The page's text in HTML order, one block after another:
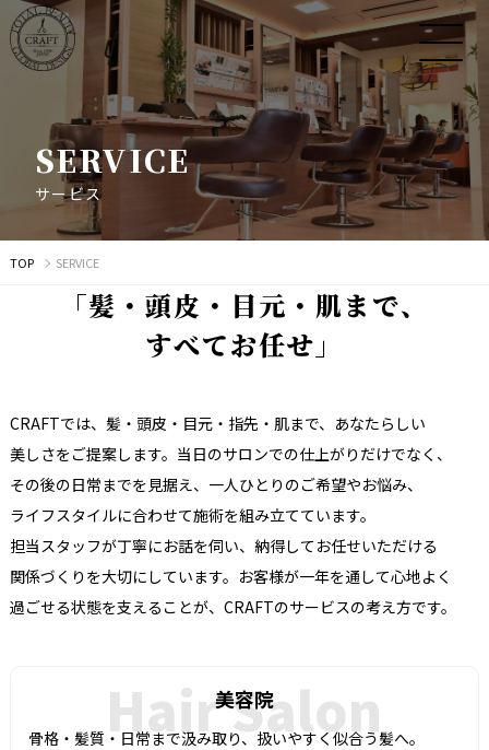
SERVICE
サービス
TOP SERVICE
「髪 ・頭皮 ・ 目元 ・ 肌ま で、
すべてお任せ 」
CRAFTでは、 髪・頭皮・目元・指先・肌まで、 あなたらしい
美しさをご提案します。 当日のサロンでの仕上がりだけでなく、
その後の日常までを見据え、 一人ひとりのご希望やお悩み、
ライフスタイルに合わせて施術を組み立てています。
担当スタッフが丁寧にお話を伺い、 納得してお任せいただける
関係づくりを大切に しています。 お客様が一年を通して心地よく
過ごせる状態を支える ことが、 CRAFTのサービスの考え方です。
Hair Salon
美容院
骨格・髪質・日常まで汲み取り、扱いやすく似合う髪へ。